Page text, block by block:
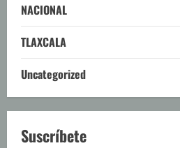
NACIONAL
TLAXCALA
Uncategorized
Suscríbete